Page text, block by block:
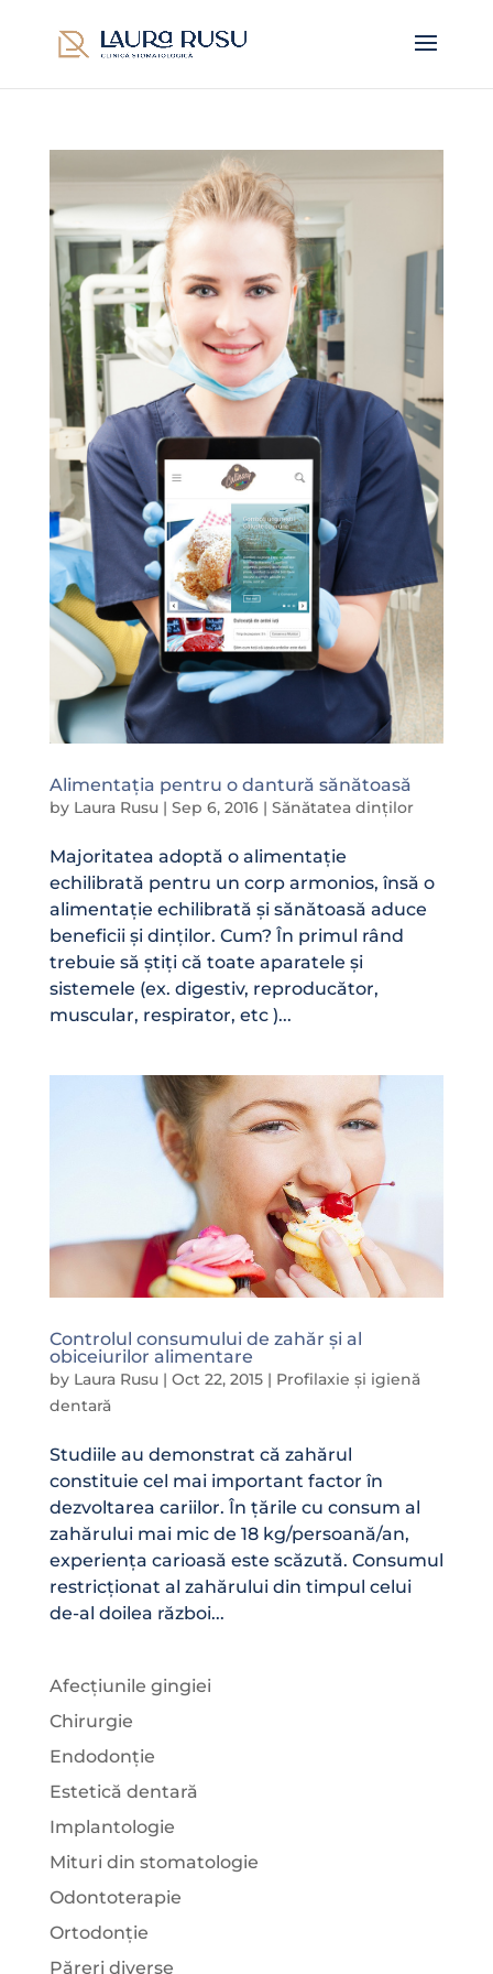
Alimentația pentru o dantură sănătoasă
by Laura Rusu| Sep 6, 2016| Sănătatea dinților
Majoritatea adoptă o alimentație
echilibrată pentru un corp armonios, însă o
alimentație echilibrată și sănătoasă aduce
beneficii și dinților. Cum? În primul rând
trebuie să știți că toate aparatele și
sistemele (ex. digestiv, reproducător,
muscular, respirator, etc )...
Controlul consumului de zahăr și al
obiceiurilor alimentare
by Laura Rusu| Oct 22, 2015| Profilaxie și igienă
dentară
Studiile au demonstrat că zahărul
constituie cel mai important factor în
dezvoltarea cariilor. În țările cu consum al
zahărului mai mic de 18 kg/persoană/an,
experiența carioasă este scăzută. Consumul
restricționat al zahărului din timpul celui
de-al doilea război...
Afecțiunile gingiei
Chirurgie
Endodonție
Estetică dentară
Implantologie
Mituri din stomatologie
Odontoterapie
Ortodonție
Păreri diverse